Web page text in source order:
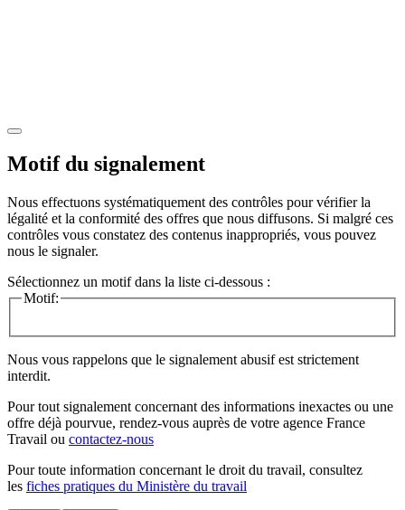
Motif du signalement
Nous effectuons systématiquement des contrôles pour vérifier la
légalité et la conformité des offres que nous diffusons. Si malgré ces
contrôles vous constatez des contenus inappropriés, vous pouvez
nous le signaler.
Sélectionnez un motif dans la liste ci-dessous :
Motif:
Nous vous rappelons que le signalement abusif est strictement
interdit.
Pour tout signalement concernant des informations inexactes ou une
offre déjà pourvue, rendez-vous auprès de votre agence France
Travail ou contactez-nous
Pour toute information concernant le droit du travail, consultez
les fiches pratiques du Ministère du travail